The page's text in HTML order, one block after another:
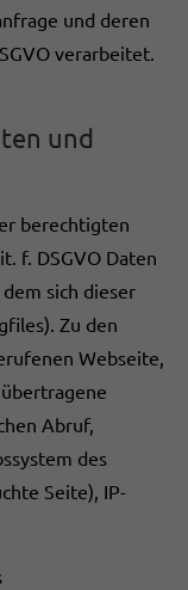
und deren
verarbeitet.
und
berechtigten
f. DSGVO Daten
sich dieser
Zu den
Webseite,
Abruf,
des
Seite), IP-